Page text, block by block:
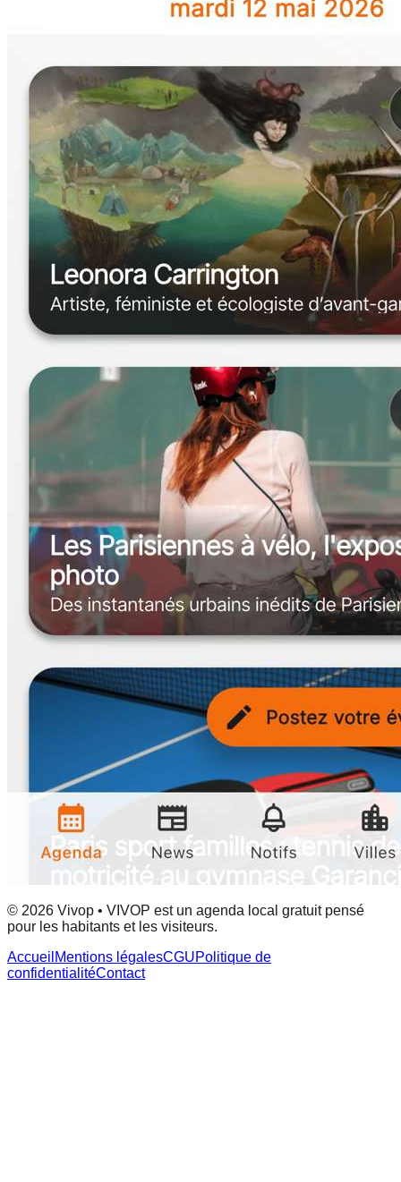
© 2026 Vivop • VIVOP est un agenda local gratuit pensé
pour les habitants et les visiteurs.
Accueil Mentions légalesCGUPolitique de
confidentialitéContact